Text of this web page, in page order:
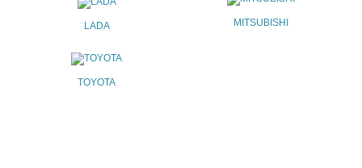
LADA MITSUBISHI
TOYOTA